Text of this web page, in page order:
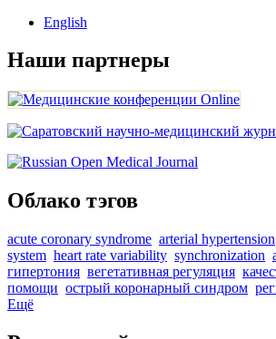
English
Наши партнеры
Облако тэгов
acute coronary syndrome arterial hypertension
system heart rate variability synchronization
гипертония вегетативная регуляция
помощи острый коронарный синдром
Ещё